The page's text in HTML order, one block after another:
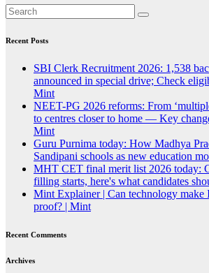
Recent Posts
SBI Clerk Recruitment 2026: 1,538
announced in special drive; Check
Mint
NEET-PG 2026 reforms: From
to centres closer to home — Key
Mint
Guru Purnima today: How Madhya
Sandipani schools as new education
MHT CET final merit list 2026 today:
filling starts, here's what candidates
Mint Explainer | Can technology make
proof? | Mint
Recent Comments
Archives